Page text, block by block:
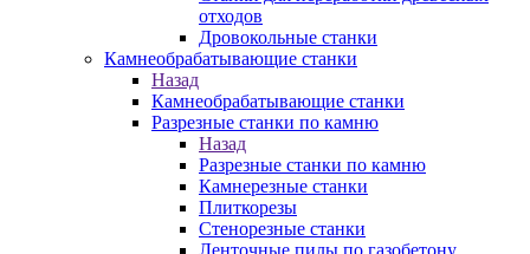
отходов
Дровокольные станки
Камнеобрабатывающие станки
Назад
Камнеобрабатывающие станки
Разрезные станки по камню
Назад
Разрезные станки по камню
Камнерезные станки
Плиткорезы
Стенорезные станки
Ленточные пилы по газобетону